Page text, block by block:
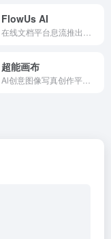
FlowUs AI
超能画布